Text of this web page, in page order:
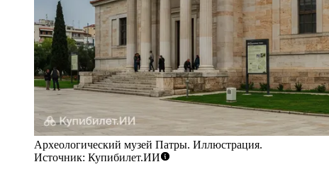
Археологический музей Патры. Иллюстрация.
Источник: Купибилет.ИИ